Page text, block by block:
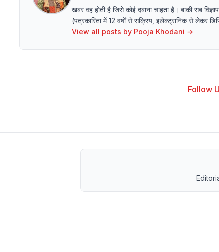
खबर वह होती है जिसे कोई दबाना चाहता है। बाकी सब
(पत्रकारिता में 12 वर्षों से सक्रिय, इलेक्ट्रानिक से लेकर
View all posts by Pooja Khodani →
Follow